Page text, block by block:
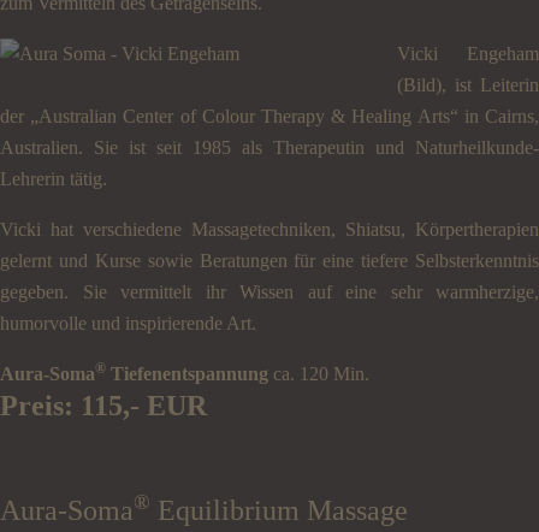
Vicki Engeham
(Bild), ist Leiterin
der „Australian Center of Colour Therapy & Healing Arts“ in Cairns,
Australien. Sie ist seit 1985 als Therapeutin und Naturheilkunde-
Lehrerin tätig.
Vicki hat verschiedene Massagetechniken, Shiatsu, Körpertherapien
gelernt und Kurse sowie Beratungen für eine tiefere Selbsterkenntnis
gegeben. Sie vermittelt ihr Wissen auf eine sehr warmherzige,
humorvolle und inspirierende Art.
Aura-Soma® Tiefenentspannung ca. 120 Min.
Preis: 115,- EUR
Aura-Soma® Equilibrium Massage